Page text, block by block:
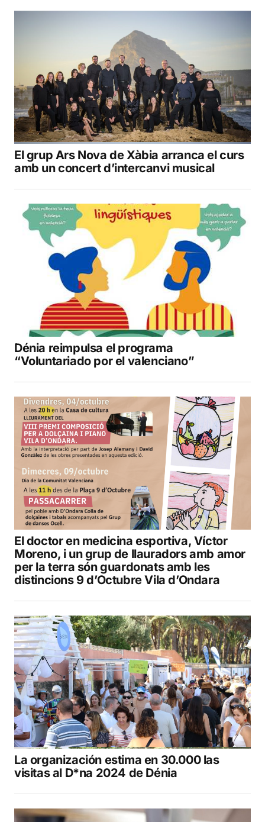
El grup Ars Nova de Xàbia arranca el curs
amb un concert d’intercanvi musical
Dénia reimpulsa el programa
“Voluntariado por el valenciano”
El doctor en medicina esportiva, Víctor
Moreno, i un grup de llauradors amb amor
per la terra són guardonats amb les
distincions 9 d’Octubre Vila d’Ondara
La organización estima en 30.000 las
visitas al D*na 2024 de Dénia